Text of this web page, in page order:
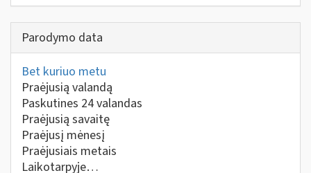
Parodymo data
Bet kuriuo metu
Praėjusią valandą
Paskutines 24 valandas
Praėjusią savaitę
Praėjusį mėnesį
Praėjusiais metais
Laikotarpyje…